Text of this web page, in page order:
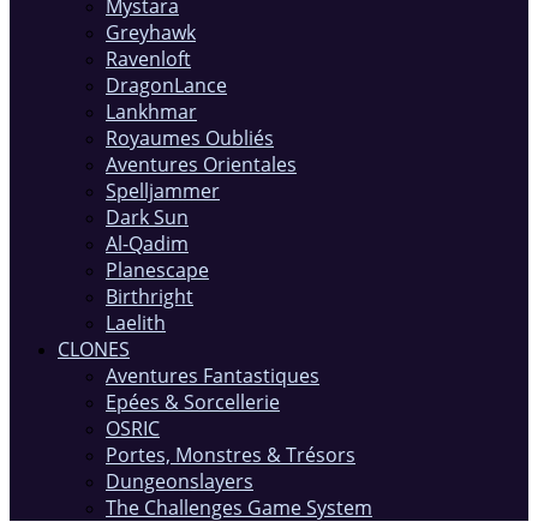
Mystara
Greyhawk
Ravenloft
DragonLance
Lankhmar
Royaumes Oubliés
Aventures Orientales
Spelljammer
Dark Sun
Al-Qadim
Planescape
Birthright
Laelith
CLONES
Aventures Fantastiques
Epées & Sorcellerie
OSRIC
Portes, Monstres & Trésors
Dungeonslayers
The Challenges Game System